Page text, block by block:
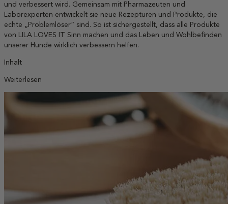
und verbessert wird. Gemeinsam mit Pharmazeuten und
Laborexperten entwickelt sie neue Rezepturen und Produkte, die
echte „Problemlöser“ sind. So ist sichergestellt, dass alle Produkte
von LILA LOVES IT Sinn machen und das Leben und Wohlbefinden
unserer Hunde wirklich verbessern helfen.
Inhalt
Weiterlesen